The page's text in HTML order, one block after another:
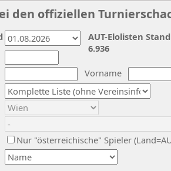
den offiziellen
Vorname
Nur "österreichische" Spieler
AUT-Elolisten
6.936